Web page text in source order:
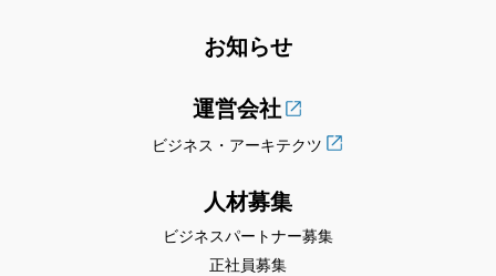
お知らせ
運営会社
ビジネス・アーキテクツ
人材募集
ビジネスパートナー募集
正社員募集